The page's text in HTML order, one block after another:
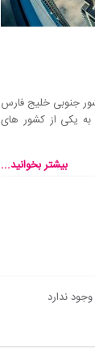
جنوبی خلیج فارس
به یکی از کشور های
بیشتر بخوانید...
ندارد